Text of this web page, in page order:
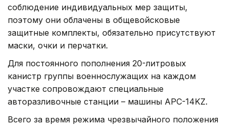
соблюдение индивидуальных мер защиты,
поэтому они облачены в общевойсковые
защитные комплекты, обязательно присутствуют
маски, очки и перчатки.
Для постоянного пополнения 20-литровых
канистр группы военнослужащих на каждом
участке сопровождают специальные
авторазливочные станции – машины АРС-14KZ.
Всего за время режима чрезвычайного положения